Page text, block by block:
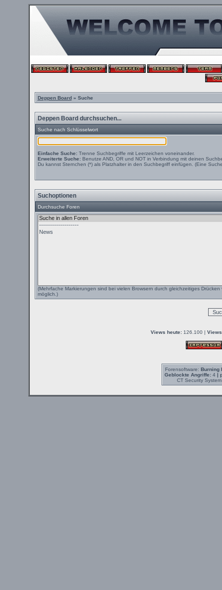
Deppen Board» Suche
Deppen Board durchsuchen...
Suche nach Schlüsselwort
Einfache Suche:Trenne Suchbegriffe mit Leerzeichen voneinander.
Erweiterte Suche:Benutze AND, OR und NOT in Verbindung mit deinen
Du kannst Sternchen (*) als Platzhalter in den Suchbegriff einfügen. (Eine
Suchoptionen
Durchsuche Foren
(Mehrfache Markierungen sind bei vielen Browsern durch gleichzeitiges Drücken
möglich.)
Views heute: 126.100 |
Forensoftware: Burning
Geblockte Angriffe:4 |
CT Security